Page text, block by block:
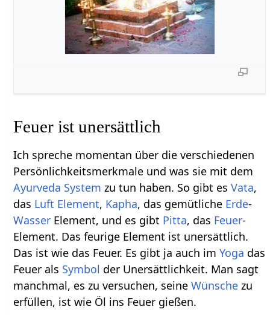
Feuer ist unersättlich
Ich spreche momentan über die verschiedenen
Persönlichkeitsmerkmale und was sie mit dem
Ayurveda System zu tun haben. So gibt esVata,
das Luft Element, Kapha, das gemütliche Erde-
Wasser Element, und es gibt Pitta, das Feuer-
Element. Das feurige Element ist unersättlich.
Das ist wie das Feuer. Es gibt ja auch imYoga das
Feuer als Symbol der Unersättlichkeit. Man sagt
manchmal, es zu versuchen, seineWünsche zu
erfüllen, ist wie Öl ins Feuer gießen.